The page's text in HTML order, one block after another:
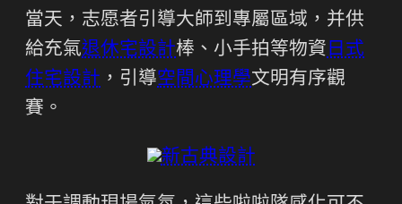
當天，志愿者引導大師到專屬區域，并供
給充氣退休宅設計棒、小手拍等物資 日式
住宅設計 ，引導空間心理學文明有序觀
賽。
新古典設計